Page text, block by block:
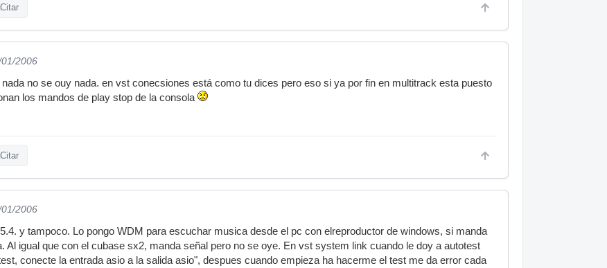
Citar
2006
no se ouy nada. en vst conecsiones está como tu dices pero eso si ya por fin en multitrack esta puesto
los mandos de play stop de la consola
Citar
2006
y tampoco. Lo pongo WDM para escuchar musica desde el pc con elreproductor de windows, si manda
Al igual que con el cubase sx2, manda señal pero no se oye. En vst system link cuando le doy a autotest
conecte la entrada asio a la salida asio", despues cuando empieza ha hacerme el test me da error cada